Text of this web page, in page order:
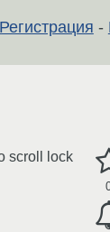
Регистрация -
scroll lock